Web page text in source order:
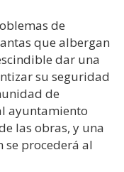
de
que albergan
dar una
su seguridad
de
ayuntamiento
las obras, y una
se procederá al